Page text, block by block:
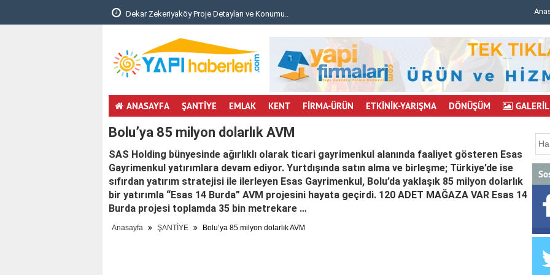
Dekar Zekeriyaköy Proje Detayları ve Konumu..
ANASAYFA ŞANTİYE EMLAK KENT FİRMA-ÜRÜN ETKİNİK-YARIŞMA DÖNÜŞÜM
Bolu’ya 85 milyon dolarlık AVM
SAS Holding bünyesinde ağırlıklı olarak ticari gayrimenkul alanında faaliyet gösteren Esas
Gayrimenkul yatırımlara devam ediyor. Yurtdışında satın alma ve birleşme; Türkiye’de ise
sıfırdan yatırım stratejisi ile ilerleyen Esas Gayrimenkul, Bolu’da yaklaşık 85 milyon dolarlık
bir yatırımla “Esas 14 Burda” AVM projesini hayata geçirdi. 120 ADET MAĞAZA VAR Esas 14
Burda projesi toplamda 35 bin metrekare …
Anasayfa ŞANTİYE Bolu’ya 85 milyon dolarlık AVM